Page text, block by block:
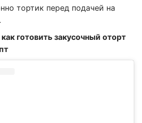
тортик перед подачей на
готовить закусочный оторт